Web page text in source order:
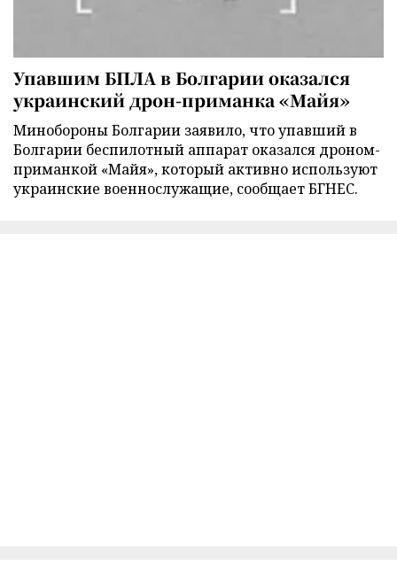
Упавшим БПЛА в Болгарии оказался
украинский дрон-приманка «Майя»
Минобороны Болгарии заявило, что упавший в
Болгарии беспилотный аппарат оказался дроном-
приманкой «Майя», который активно используют
украинские военнослужащие, сообщает БГНЕС.